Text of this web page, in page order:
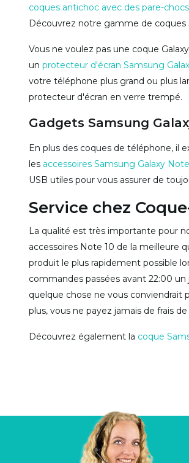
coques antichoc avec des pare-
Découvrez notre gamme de coques
Vous ne voulez pas une coque
un protecteur d'écran Samsung
votre téléphone plus grand ou plus
protecteur d'écran en verre trempé.
Gadgets Samsung
En plus des coques de téléphone, il
les accessoires Samsung Galaxy
USB utiles pour vous assurer de
Service chez
La qualité est très importante pour
accessoires Note 10 de la meilleure
produit le plus rapidement possible
commandes passées avant 22:00
quelque chose ne vous conviendrait
plus, vous ne payez jamais de frais
Découvrez également la coque